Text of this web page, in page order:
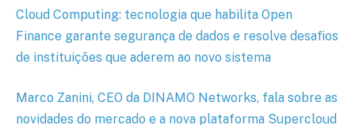
Cloud Computing: tecnologia que habilita Open
Finance garante segurança de dados e resolve desafios
de instituições que aderem ao novo sistema
Marco Zanini, CEO da DINAMO Networks, fala sobre as
novidades do mercado e a nova plataforma Supercloud